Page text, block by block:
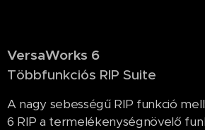
VersaWorks 6
Többfunkciós RIP Suite
A nagy sebességű RIP funkció
6 RIP a termelékenységnövelő